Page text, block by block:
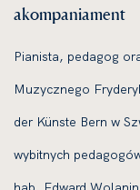
akompaniament
Pianista, pedagog
Muzycznego
der Künste Bern w
wybitnych